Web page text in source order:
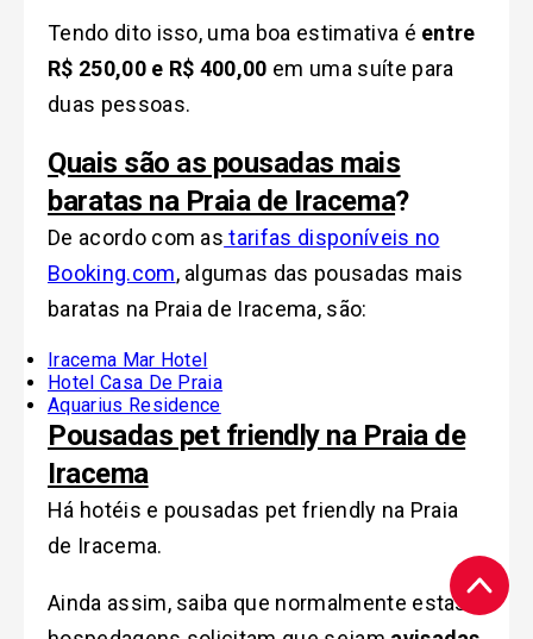
Tendo dito isso, uma boa estimativa é entre
R$ 250,00 e R$ 400,00 em uma suíte para
duas pessoas.
Quais são as pousadas mais
baratas na Praia de Iracema?
De acordo com as tarifas disponíveis no
Booking.com, algumas das pousadas mais
baratas na Praia de Iracema, são:
Iracema Mar Hotel
Hotel Casa De Praia
Aquarius Residence
Pousadas pet friendly na Praia de
Iracema
Há hotéis e pousadas pet friendly na Praia
de Iracema.
Ainda assim, saiba que normalmente estas